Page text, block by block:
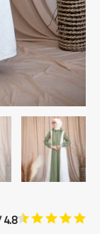
4.8 / 5